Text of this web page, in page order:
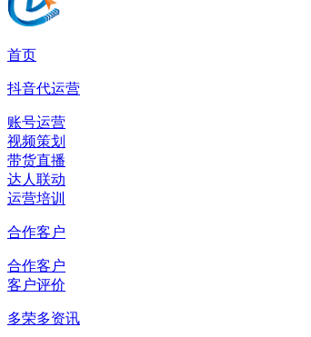
首页
抖音代运营
账号运营
视频策划
带货直播
达人联动
运营培训
合作客户
合作客户
客户评价
多荣多资讯